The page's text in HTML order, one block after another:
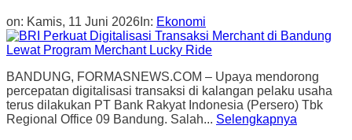
on: Kamis, 11 Juni 2026 In: Ekonomi
BANDUNG, FORMASNEWS.COM – Upaya mendorong
percepatan digitalisasi transaksi di kalangan pelaku usaha
terus dilakukan PT Bank Rakyat Indonesia (Persero) Tbk
Regional Office 09 Bandung. Salah... Selengkapnya